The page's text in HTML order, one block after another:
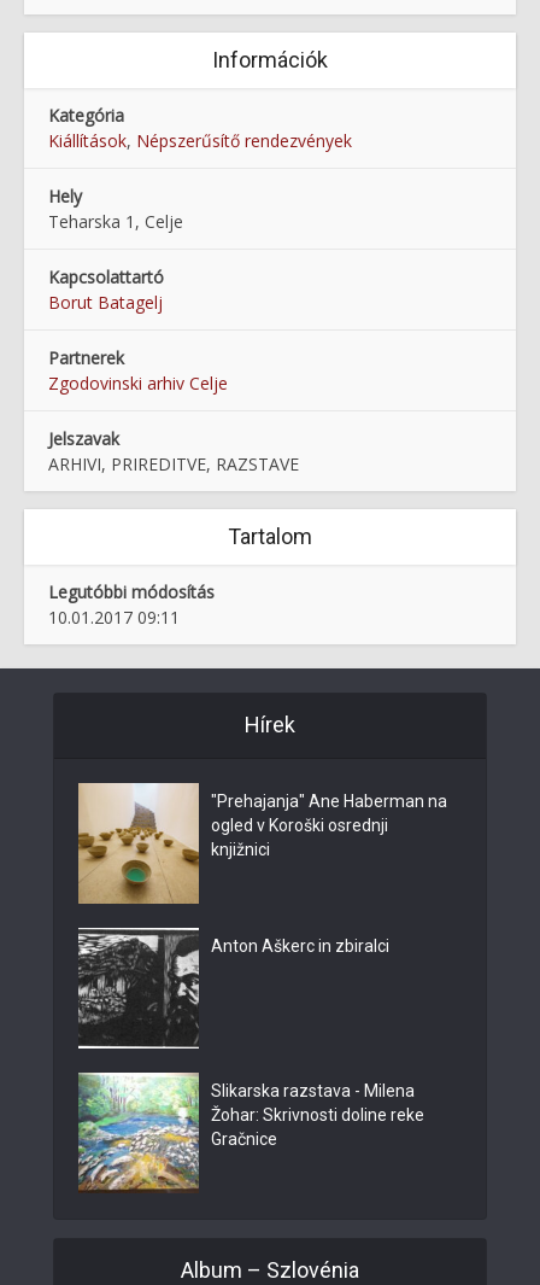
Információk
Kategória
Kiállítások, Népszerűsítő rendezvények
Hely
Teharska 1, Celje
Kapcsolattartó
Borut Batagelj
Partnerek
Zgodovinski arhiv Celje
Jelszavak
ARHIVI, PRIREDITVE, RAZSTAVE
Tartalom
Legutóbbi módosítás
10.01.2017 09:11
Hírek
"Prehajanja" Ane Haberman na
ogled v Koroški osrednji
knjižnici
Anton Aškerc in zbiralci
Slikarska razstava - Milena
Žohar: Skrivnosti doline reke
Gračnice
Album – Szlovénia